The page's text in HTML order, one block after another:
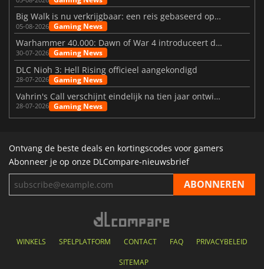
Big Walk is nu verkrijgbaar: een reis gebaseerd op vriendschap
05-08-2026 Gaming News
Warhammer 40.000: Dawn of War 4 introduceert de Necron-factie
30-07-2026 Gaming News
DLC Nioh 3: Hell Rising officieel aangekondigd
28-07-2026 Gaming News
Vahrin's Call verschijnt eindelijk na tien jaar ontwikkeling
28-07-2026 Gaming News
Ontvang de beste deals en kortingscodes voor gamers
Abonneer je op onze DLCompare-nieuwsbrief
WINKELS SPELPLATFORM CONTACT FAQ PRIVACYBELEID
SITEMAP